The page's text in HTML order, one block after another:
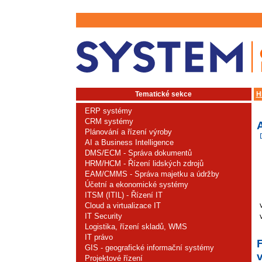
Tematické sekce
ERP systémy
CRM systémy
Plánování a řízení výroby
AI a Business Intelligence
DMS/ECM - Správa dokumentů
HRM/HCM - Řízení lidských zdrojů
EAM/CMMS - Správa majetku a údržby
Účetní a ekonomické systémy
ITSM (ITIL) - Řízení IT
Cloud a virtualizace IT
IT Security
Logistika, řízení skladů, WMS
IT právo
GIS - geografické informační systémy
Projektové řízení